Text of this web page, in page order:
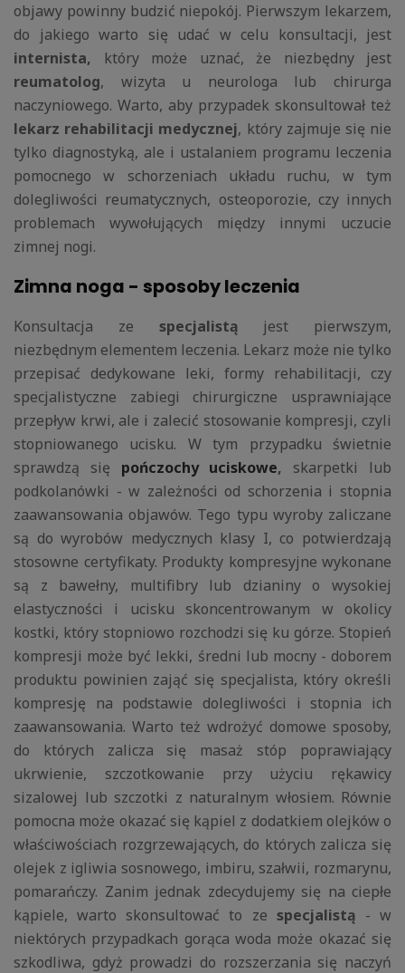
objawy powinny budzić niepokój. Pierwszym lekarzem,
do jakiego warto się udać w celu konsultacji, jest
internista, który może uznać, że niezbędny jest
reumatolog, wizyta u neurologa lub chirurga
naczyniowego. Warto, aby przypadek skonsultował też
lekarz rehabilitacji medycznej, który zajmuje się nie
tylko diagnostyką, ale i ustalaniem programu leczenia
pomocnego w schorzeniach układu ruchu, w tym
dolegliwości reumatycznych, osteoporozie, czy innych
problemach wywołujących między innymi uczucie
zimnej nogi.
Zimna noga - sposoby leczenia
Konsultacja ze specjalistą jest pierwszym,
niezbędnym elementem leczenia. Lekarz może nie tylko
przepisać dedykowane leki, formy rehabilitacji, czy
specjalistyczne zabiegi chirurgiczne usprawniające
przepływ krwi, ale i zalecić stosowanie kompresji, czyli
stopniowanego ucisku. W tym przypadku świetnie
sprawdzą się pończochy uciskowe, skarpetki lub
podkolanówki - w zależności od schorzenia i stopnia
zaawansowania objawów. Tego typu wyroby zaliczane
są do wyrobów medycznych klasy I, co potwierdzają
stosowne certyfikaty. Produkty kompresyjne wykonane
są z bawełny, multifibry lub dzianiny o wysokiej
elastyczności i ucisku skoncentrowanym w okolicy
kostki, który stopniowo rozchodzi się ku górze. Stopień
kompresji może być lekki, średni lub mocny - doborem
produktu powinien zająć się specjalista, który określi
kompresję na podstawie dolegliwości i stopnia ich
zaawansowania. Warto też wdrożyć domowe sposoby,
do których zalicza się masaż stóp poprawiający
ukrwienie, szczotkowanie przy użyciu rękawicy
sizalowej lub szczotki z naturalnym włosiem. Równie
pomocna może okazać się kąpiel z dodatkiem olejków o
właściwościach rozgrzewających, do których zalicza się
olejek z igliwia sosnowego, imbiru, szałwii, rozmarynu,
pomarańczy. Zanim jednak zdecydujemy się na ciepłe
kąpiele, warto skonsultować to ze specjalistą - w
niektórych przypadkach gorąca woda może okazać się
szkodliwa, gdyż prowadzi do rozszerzania się naczyń